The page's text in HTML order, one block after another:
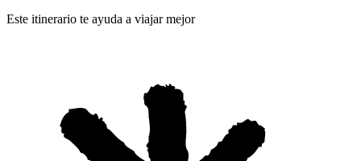
Este itinerario te ayuda a viajar mejor